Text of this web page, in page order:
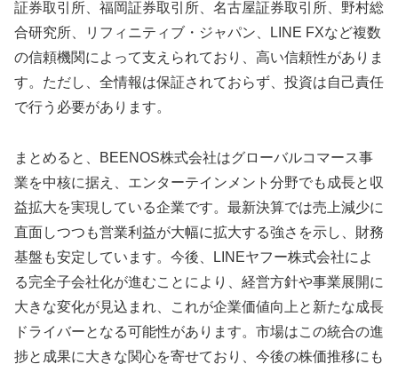
証券取引所、福岡証券取引所、名古屋証券取引所、野村総
合研究所、リフィニティブ・ジャパン、LINE FXなど複数
の信頼機関によって支えられており、高い信頼性がありま
す。ただし、全情報は保証されておらず、投資は自己責任
で行う必要があります。
まとめると、BEENOS株式会社はグローバルコマース事
業を中核に据え、エンターテインメント分野でも成長と収
益拡大を実現している企業です。最新決算では売上減少に
直面しつつも営業利益が大幅に拡大する強さを示し、財務
基盤も安定しています。今後、LINEヤフー株式会社によ
る完全子会社化が進むことにより、経営方針や事業展開に
大きな変化が見込まれ、これが企業価値向上と新たな成長
ドライバーとなる可能性があります。市場はこの統合の進
捗と成果に大きな関心を寄せており、今後の株価推移にも